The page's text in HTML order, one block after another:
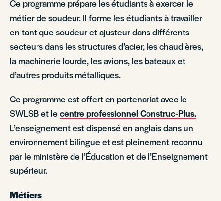
Ce programme prépare les étudiants à exercer le
métier de soudeur. Il forme les étudiants à travailler
en tant que soudeur et ajusteur dans différents
secteurs dans les structures d’acier, les chaudières,
la machinerie lourde, les avions, les bateaux et
d’autres produits métalliques.
Ce programme est offert en partenariat avec le
SWLSB et le centre professionnel Construc-Plus.
L’enseignement est dispensé en anglais dans un
environnement bilingue et est pleinement reconnu
par le ministère de l’Éducation et de l’Enseignement
supérieur.
Métiers